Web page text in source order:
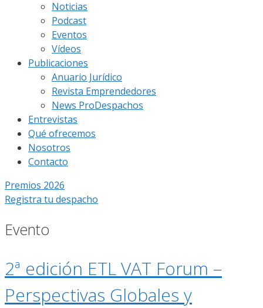
Noticias
Podcast
Eventos
Vídeos
Publicaciones
Anuario Jurídico
Revista Emprendedores
News ProDespachos
Entrevistas
Qué ofrecemos
Nosotros
Contacto
Premios 2026
Registra tu despacho
Evento
2ª edición ETL VAT Forum –
Perspectivas Globales y